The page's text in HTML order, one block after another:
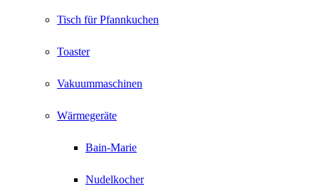
Tisch für Pfannkuchen
Toaster
Vakuummaschinen
Wärmegeräte
Bain-Marie
Nudelkocher